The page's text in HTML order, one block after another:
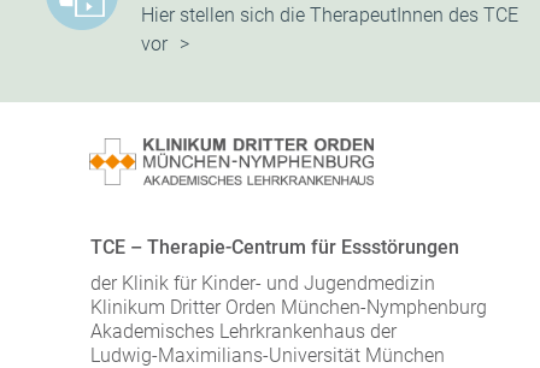
Hier stellen sich die TherapeutInnen des TCE
vor
TCE – Therapie-Centrum für Essstörungen
der Klinik für Kinder- und Jugendmedizin
Klinikum Dritter Orden München-Nymphenburg
Akademisches Lehrkrankenhaus der
Ludwig-Maximilians-Universität München